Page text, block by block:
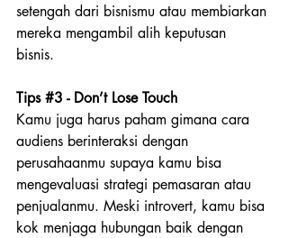
setengah dari bisnismu atau membiarkan
mereka mengambil alih keputusan
bisnis.
Tips #3 - Don’t Lose Touch
Kamu juga harus paham gimana cara
audiens berinteraksi dengan
perusahaanmu supaya kamu bisa
mengevaluasi strategi pemasaran atau
penjualanmu. Meski introvert, kamu bisa
kok menjaga hubungan baik dengan